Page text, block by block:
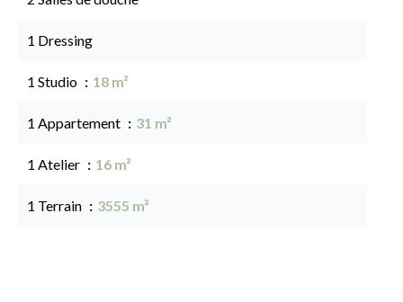
1 Dressing
1 Studio 18 m²
1 Appartement 31 m²
1 Atelier 16 m²
1 Terrain 3555 m²